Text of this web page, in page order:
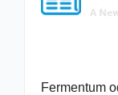
Fermentum